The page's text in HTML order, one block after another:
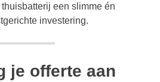
een slimme én
investering.
je offerte aan